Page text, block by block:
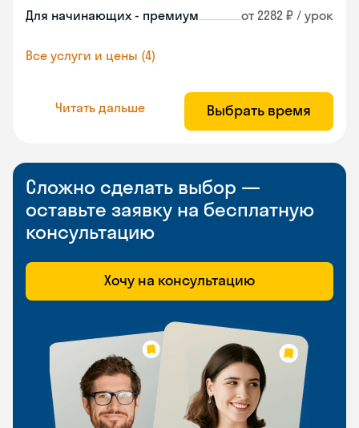
Для начинающих - премиум от 2282 ₽ / урок
Все услуги и цены (4)
Читать дальше Выбрать время
Сложно сделать выбор —
оставьте заявку на бесплатную
консультацию
Хочу на консультацию